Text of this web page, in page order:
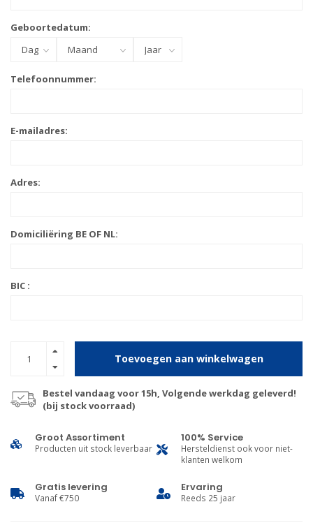
Geboortedatum:
Telefoonnummer:
E-mailadres:
Adres:
Domiciliëring BE OF NL:
BIC :
Toevoegen aan winkelwagen
Bestel vandaag voor 15h, Volgende werkdag geleverd!
(bij stock voorraad)
Groot Assortiment
Producten uit stock leverbaar
100% Service
Hersteldienst ook voor niet-
klanten welkom
Gratis levering
Vanaf €750
Ervaring
Reeds 25 jaar